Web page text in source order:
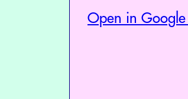
Open in Google